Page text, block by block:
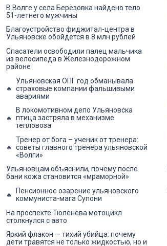
В Волге у села Берёзовка найдено тело
51-летнего мужчины
Благоустройство фиджитал-центра в
Ульяновске обойдется в 8 млн рублей
Спасатели освободили палец мальчика
из велосипеда в Железнодорожном
районе
Ульяновская ОПГ год обманывала
страховые компании фальшивыми
авариями
В локомотивном депо Ульяновска
птица застряла в механизме
тепловоза
Тренер от бога – ученик от тренера:
советы главного тренера ульяновской
«Волги»
Ульяновцам объяснили, почему после
бани кожа становится «мраморной»
Пенсионное озарение ульяновского
коммуниста-мага Супони
На проспекте Тюленева мотоцикл
столкнулся с авто
Яркий флакон — тихий убийца: почему
дети травятся не только жидкостью, но и